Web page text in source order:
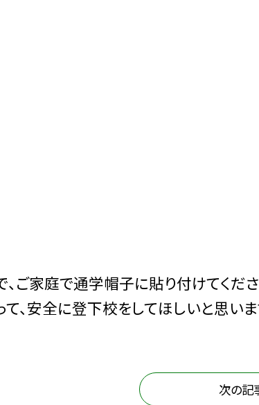
ご家庭で通学帽子に貼り付けてくださ
、安全に登下校をしてほしいと思いま
次の記